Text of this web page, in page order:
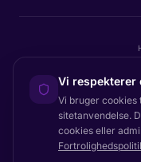
C/O GRROW,
Vi
Vi bruger cookies
sitetanvendelse.
cookies eller